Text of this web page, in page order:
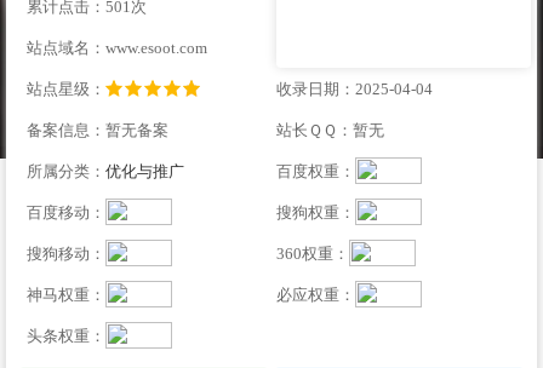
累计点击：501次
站点域名：www.esoot.com
站点星级： 收录日期：2025-04-04
备案信息：暂无备案 站长ＱＱ：暂无
所属分类： 优化与推广 百度权重：
百度移动： 搜狗权重：
搜狗移动： 360权重：
神马权重： 必应权重：
头条权重：